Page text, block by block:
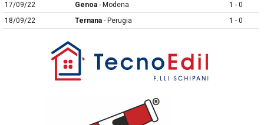
17/09/22
Genoa - Modena
1 - 0
18/09/22
Ternana - Perugia 1 - 0